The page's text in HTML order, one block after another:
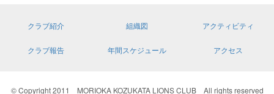
クラブ紹介 組織図 アクティビティ
クラブ報告 年間スケジュール アクセス
© Copyright 2011 MORIOKA KOZUKATA LIONS CLUB All rights reserved